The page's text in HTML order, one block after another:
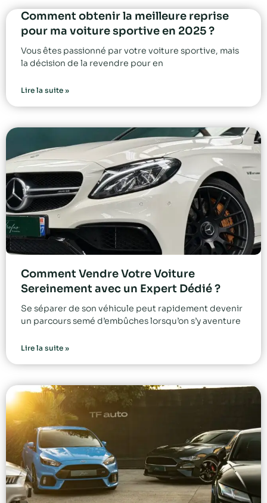
Comment obtenir la meilleure reprise
pour ma voiture sportive en 2025 ?
Vous êtes passionné par votre voiture sportive, mais
la décision de la revendre pour en
Lire la suite »
Comment Vendre Votre Voiture
Sereinement avec un Expert Dédié ?
Se séparer de son véhicule peut rapidement devenir
un parcours semé d’embûches lorsqu’on s’y aventure
Lire la suite »